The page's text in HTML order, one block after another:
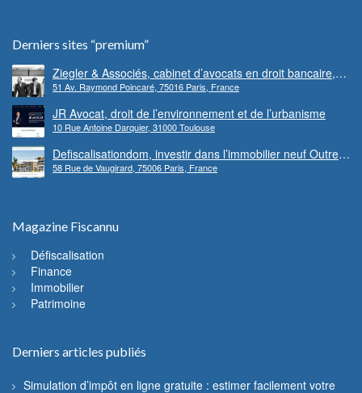
Derniers sites “premium”
Ziegler & Associés, cabinet d’avocats en droit bancaire,
cryptomonnaie et escroqueries financières
51 Av. Raymond Poincaré, 75016 Paris, France
JR Avocat, droit de l’environnement et de l’urbanisme
10 Rue Antoine Darquier, 31000 Toulouse
Defiscalisationdom, investir dans l’immobilier neuf Outre-
mer
58 Rue de Vaugirard, 75006 Paris, France
Magazine Fiscannu
Défiscalisation
Finance
Immobilier
Patrimoine
Derniers articles publiés
Simulation d’impôt en ligne gratuite : estimer facilement votre